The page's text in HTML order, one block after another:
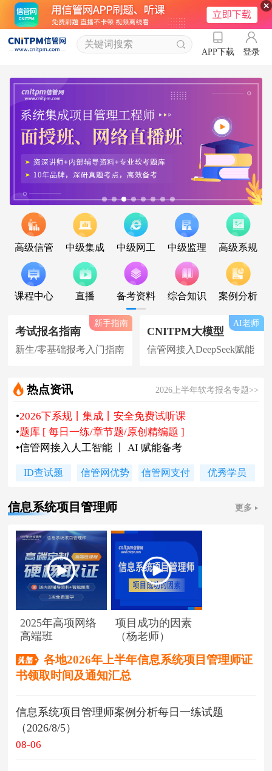
APP下载 登录
高级信管 中级集成 中级网工 中级监理 高级系规
课程中心 直播 备考资料 综合知识 案例分析
考试报名指南
新生/零基础报考入门指南
新手指南
CNITPM大模型
信管网接入DeepSeek赋能
AI老师
热点资讯 2026上半年软考报名专题>>
•软考高项|集成等各科真题汇总下载
•信管网软考讲师合作招聘(全职/兼职)
•各地2026下半年软考报名时间及通知
陈老师新书《你真能懂的项目管理》
•题库 [ 每日一练/章节题/原创精编题 ]
ID查试题 信管网优势 信管网支付 优秀学员
信息系统项目管理师 更多
2025年高项网络
高端班
项目成功的因素
（杨老师）
各地2026年上半年信息系统项目管理师证
书领取时间及通知汇总
信息系统项目管理师案例分析每日一练试题
（2026/8/5）
08-06